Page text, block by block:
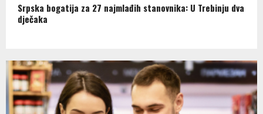
Srpska bogatija za 27 najmlađih stanovnika: U Trebinju dva
dječaka